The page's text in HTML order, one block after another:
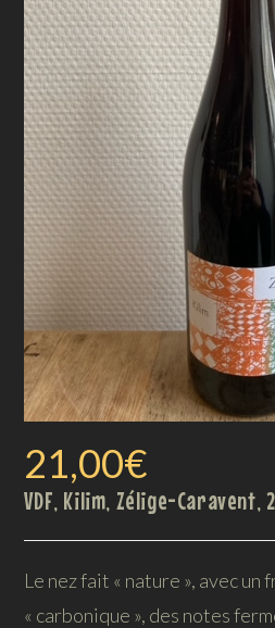
21,00€
VDF, Kilim, Zélige-Caravent,
Le nez fait « nature », avec un
« carbonique », des notes